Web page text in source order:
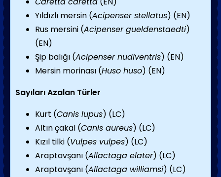
Yıldızlı mersin (Acipenser stellatus) (EN)
Rus mersini (Acipenser gueldenstaedti)
(EN)
Şip balığı (Acipenser nudiventris) (EN)
Mersin morinası (Huso huso) (EN)
Sayıları Azalan Türler
Kurt (Canis lupus) (LC)
Altın çakal (Canis aureus) (LC)
Kızıl tilki (Vulpes vulpes) (LC)
Araptavşanı (Allactaga elater) (LC)
Araptavşanı (Allactaga williamsi) (LC)